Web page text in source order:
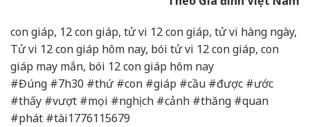
con giáp, 12 con giáp, tử vi 12 con giáp, tử vi hàng ngày,
Tử vi 12 con giáp hôm nay, bói tử vi 12 con giáp, con
giáp may mắn, bói 12 con giáp hôm nay
#Đúng #7h30 #thứ #con #giáp #cầu #được #ước
#thấy #vượt #mọi #nghịch #cảnh #thăng #quan
#phát #tài1776115679